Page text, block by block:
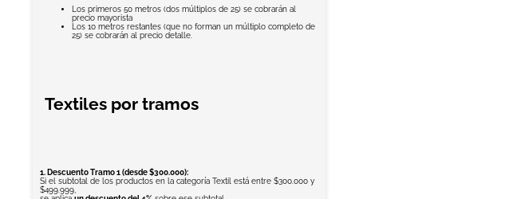
Los primeros 50 metros (dos múltiplos de 25) se cobrarán al
precio mayorista
Los 10 metros restantes (que no forman un múltiplo completo de
25) se cobrarán al precio detalle.
Textiles por tramos
1. Descuento Tramo 1 (desde $300.000):
Si el subtotal de los productos en la categoría Textil está entre $300.000 y
$499.999,